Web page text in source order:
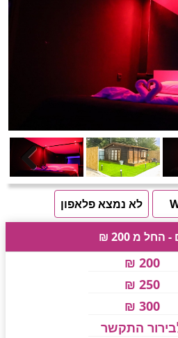
תמונות.....
Previous
לא נמצא פלאפון
מ 200 ₪
200 ₪
250 ₪
300 ₪
התקשר